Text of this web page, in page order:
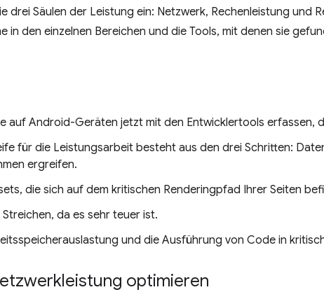
drei Säulen der Leistung ein: Netzwerk, Rechenleistung und
in den einzelnen Bereichen und die Tools, mit denen sie
auf Android-Geräten jetzt mit den Entwicklertools erfassen,
für die Leistungsarbeit besteht aus den drei Schritten:
ergreifen.
die sich auf dem kritischen Renderingpfad Ihrer Seiten
Streichen, da es sehr teuer ist.
und die Ausführung von Code in
optimieren